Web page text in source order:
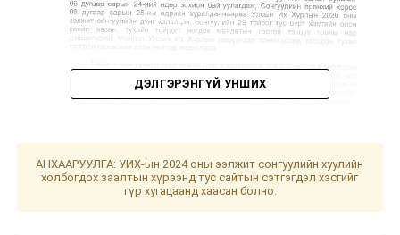
ДЭЛГЭРЭНГҮЙ УНШИХ
АНХААРУУЛГА: УИХ-ын 2024 оны ээлжит сонгуулийн хуулийн
холбогдох заалтын хүрээнд тус сайтын сэтгэгдэл хэсгийг
түр хугацаанд хаасан болно.